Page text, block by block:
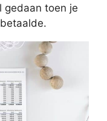
gedaan toen je